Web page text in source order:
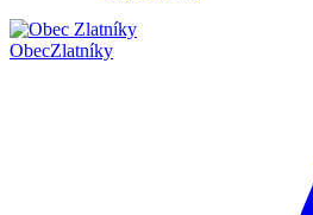
ObecZlatníky